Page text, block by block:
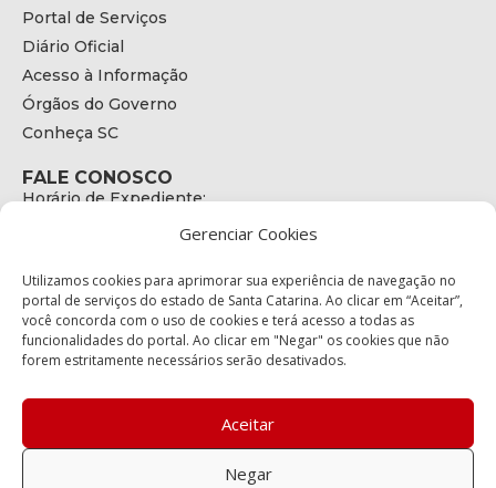
Gerenciar Cookies
Utilizamos cookies para aprimorar sua experiência de navegação no
portal de serviços do estado de Santa Catarina. Ao clicar em “Aceitar”,
você concorda com o uso de cookies e terá acesso a todas as
funcionalidades do portal. Ao clicar em "Negar" os cookies que não
forem estritamente necessários serão desativados.
Aceitar
Negar
Portal de Serviços
Diário Oficial
Acesso à Informação
Órgãos do Governo
Conheça SC
FALE CONOSCO
Horário de Expediente:
E-mail:
secretariaexecutiva@cetran.sc.gov.br
ENDEREÇO
Endereço:
Bairro:
Coqueiros, Florianópolis SC
88.080-160